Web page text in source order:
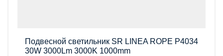
Подвесной светильник SR LINEA ROPE P4034
30W 3000Lm 3000K 1000mm